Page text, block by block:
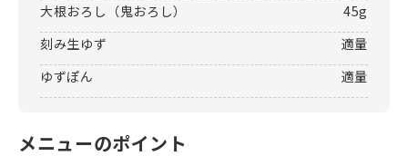
大根おろし（鬼おろし）
45g
刻み生ゆず
適量
ゆずぽん
適量
メニューのポイント